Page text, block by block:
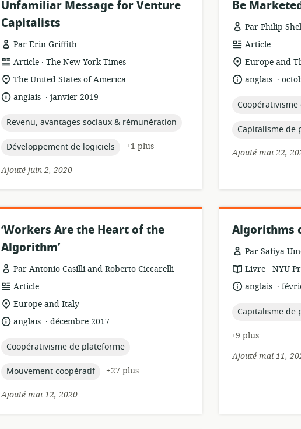
Unfamiliar Message for Venture
Capitalists
Par Erin Griffith
Format
de
ressource:
Article .
éditeur:
The New York Times
Lieu
pertinence:
The United States of America
langue:
anglais .
date
publication:
janvier 2019
topic:
Revenu, avantages sociaux & rémunération
topic:
Développement de logiciels
+1 plus
Ajouté juin 2, 2020
Be
Par Philip
Format
de
ressource:
Article
Lieu
pertinence:
Europe and
langue:
anglais .
date
topic:
topic:
Capitalisme de
Ajouté mai 22,
‘Workers Are the Heart of the
Algorithm’
Par Antonio Casilli and Roberto Ciccarelli
Format
de
ressource:
Article
Lieu
pertinence:
Europe and Italy
langue:
anglais .
date
publication:
décembre 2017
topic:
Coopérativisme de plateforme
topic:
Mouvement coopératif
+27 plus
Ajouté mai 12, 2020
Algorithms
Par Safiya
Format
ressource:
Livre .
éditeur:
NYU
langue:
anglais .
date
topic:
Capitalisme de
+9 plus
Ajouté mai 11,